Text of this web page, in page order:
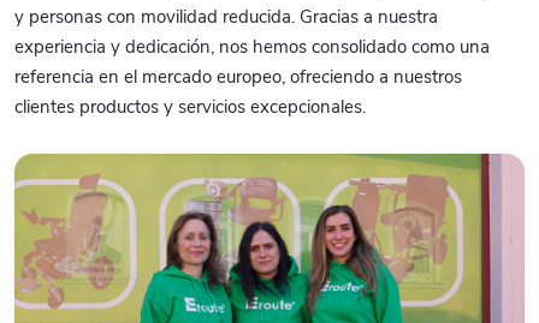
y personas con movilidad reducida. Gracias a nuestra
experiencia y dedicación, nos hemos consolidado como una
referencia en el mercado europeo, ofreciendo a nuestros
clientes productos y servicios excepcionales.